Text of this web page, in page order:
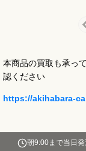
本商品の買取も承っ
認ください
https://akihabara-
朝9:00まで当日発